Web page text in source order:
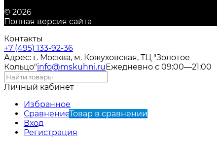
© 2026
Полная версия сайта
Контакты
+7 (495) 133-92-36
Адрес: г. Москва, м. Кожуховская, ТЦ "Золотое
Кольцо"info@mskuhni.ruЕжедневно с 09:00—21:00
Личный кабинет
Избранное
СравнениеТовар в сравнении
Вход
Регистрация